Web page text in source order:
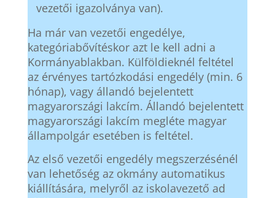
vezetői igazolványa van).
Ha már van vezetői engedélye,
kategóriabővítéskor azt le kell adni a
Kormányablakban. Külföldieknél feltétel
az érvényes tartózkodási engedély (min. 6
hónap), vagy állandó bejelentett
magyarországi lakcím. Állandó bejelentett
magyarországi lakcím megléte magyar
állampolgár esetében is feltétel.
Az első vezetői engedély megszerzésénél
van lehetőség az okmány automatikus
kiállítására, melyről az iskolavezető ad